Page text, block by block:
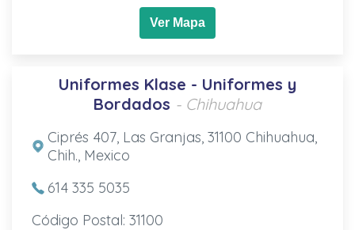
Ver Mapa
Uniformes Klase - Uniformes y
Bordados - Chihuahua
Ciprés 407, Las Granjas, 31100 Chihuahua,
Chih., Mexico
614 335 5035
Código Postal: 31100